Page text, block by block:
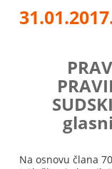
Na osnovu člana